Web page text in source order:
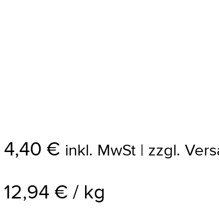
4,40 € inkl. MwSt | zzgl.
12,94 € / kg